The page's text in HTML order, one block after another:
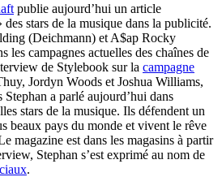
publie aujourd’hui un article
stars de la musique dans la publicité.
(Deichmann) et A$ap Rocky
les campagnes actuelles des chaînes de
de Stylebook sur la campagne
Jordyn Woods et Joshua Williams,
a parlé aujourd’hui dans
stars de la musique. Ils défendent un
beaux pays du monde et vivent le rêve
magazine est dans les magasins à partir
Stephan s’est exprimé au nom de
.